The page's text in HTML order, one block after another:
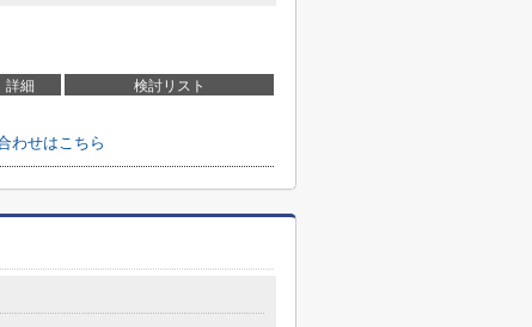
詳細 検討リスト
せはこちら